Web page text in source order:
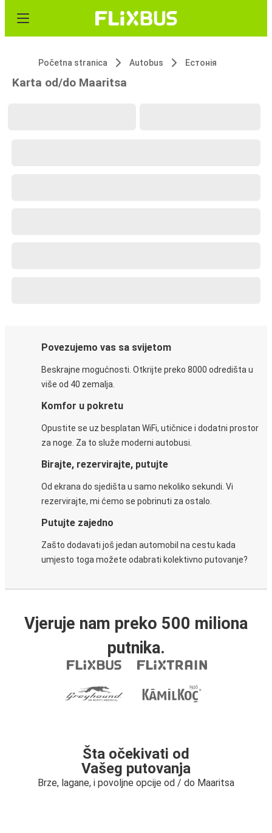
Početna stranica Autobus Естонія
Karta od/do Maaritsa
Povezujemo vas sa svijetom
Beskrajne mogućnosti. Otkrijte preko 8000 odredišta u
više od 40 zemalja.
Komfor u pokretu
Opustite se uz besplatan WiFi, utičnice i dodatni prostor
za noge. Za to služe moderni autobusi.
Birajte, rezervirajte, putujte
Od ekrana do sjedišta u samo nekoliko sekundi. Vi
rezervirajte, mi ćemo se pobrinuti za ostalo.
Putujte zajedno
Zašto dodavati još jedan automobil na cestu kada
umjesto toga možete odabrati kolektivno putovanje?
Vjeruje nam preko 500 miliona
putnika.
Šta očekivati od
Vašeg putovanja
Brze, lagane, i povoljne opcije od / do Maaritsa